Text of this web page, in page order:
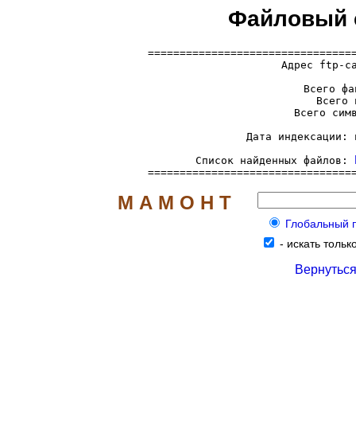
Файловый
Адрес ftp-
Всего
Всего
Всего
Дата индексации:
     Список найденных файлов:
М А М О Н Т
Глобальный
- искать